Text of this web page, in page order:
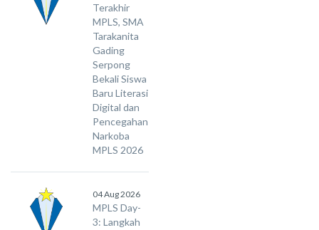
Terakhir
MPLS, SMA
Tarakanita
Gading
Serpong
Bekali Siswa
Baru Literasi
Digital dan
Pencegahan
Narkoba
MPLS 2026
04 Aug 2026
MPLS Day-
3: Langkah